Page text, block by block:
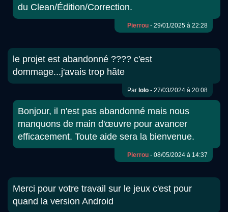
du Clean/Édition/Correction.
Pierrou - 29/01/2025 à 22:28
le projet est abandonné ???? c'est
dommage...j'avais trop hâte
Par lolo - 27/03/2024 à 20:08
Bonjour, il n'est pas abandonné mais nous
manquons de main d'œuvre pour avancer
efficacement. Toute aide sera la bienvenue.
Pierrou - 08/05/2024 à 14:37
Merci pour votre travail sur le jeux c'est pour
quand la version Android